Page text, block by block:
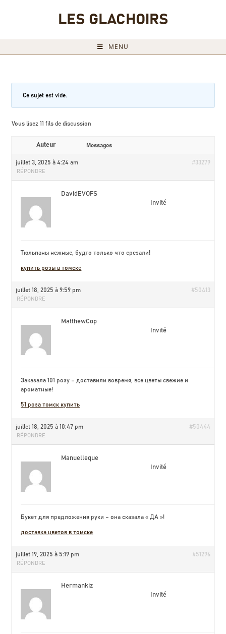
LES GLACHOIRS
MENU
Ce sujet est vide.
Vous lisez 11 fils de discussion
Auteur Messages
juillet 3, 2025 à 4:24 am #33279
RÉPONDRE
DavidEVOFS
Invité
Тюльпаны нежные, будто только что срезали!
купить розы в томске
juillet 18, 2025 à 9:59 pm #50413
RÉPONDRE
MatthewCop
Invité
Заказала 101 розу – доставили вовремя, все цветы свежие и
ароматные!
51 роза томск купить
juillet 18, 2025 à 10:47 pm #50444
RÉPONDRE
Manuelleque
Invité
Букет для предложения руки – она сказала « ДА »!
доставка цветов в томске
juillet 19, 2025 à 5:19 pm #51296
RÉPONDRE
Hermankiz
Invité